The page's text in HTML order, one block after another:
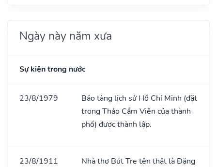
Ngày này năm xưa
Sự kiện trong nước
23/8/1979
Bảo tàng lịch sử Hồ Chí Minh (đặt
trong Thảo Cầm Viên của thành
phố) được thành lập.
23/8/1911
Nhà thơ Bút Tre tên thật là Đặng